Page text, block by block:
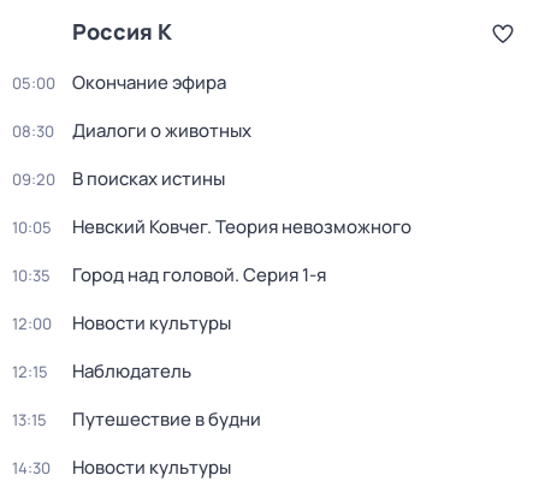
Россия К
05:00 Окончание эфира
08:30 Диалоги о животных
09:20 В поисках истины
10:05 Невский Ковчег. Теория невозможного
10:35 Город над головой. Серия 1-я
12:00 Новости культуры
12:15 Наблюдатель
13:15 Путешествие в будни
14:30 Новости культуры